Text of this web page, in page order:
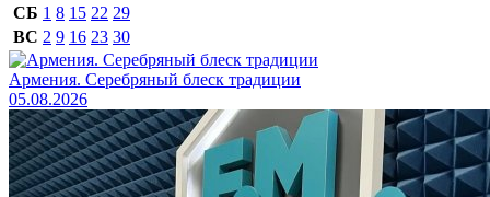
СБ 1 8 15 22 29
ВС 2 9 16 23 30
Армения. Серебряный блеск традиции
05.08.2026